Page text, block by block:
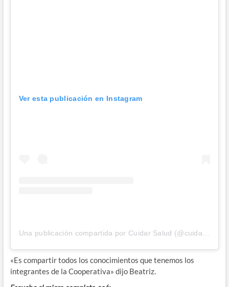
Ver esta publicación en Instagram
Una publicación compartida por Cuidar Salud (@cuidarsaludok)
«Es compartir todos los conocimientos que tenemos los
integrantes de la Cooperativa» dijo Beatriz.